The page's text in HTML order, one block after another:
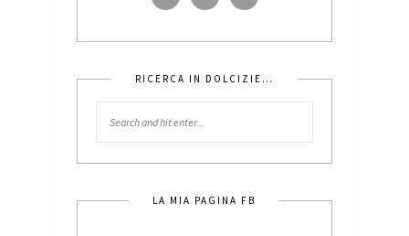
RICERCA IN DOLCIZIE…
LA MIA PAGINA FB